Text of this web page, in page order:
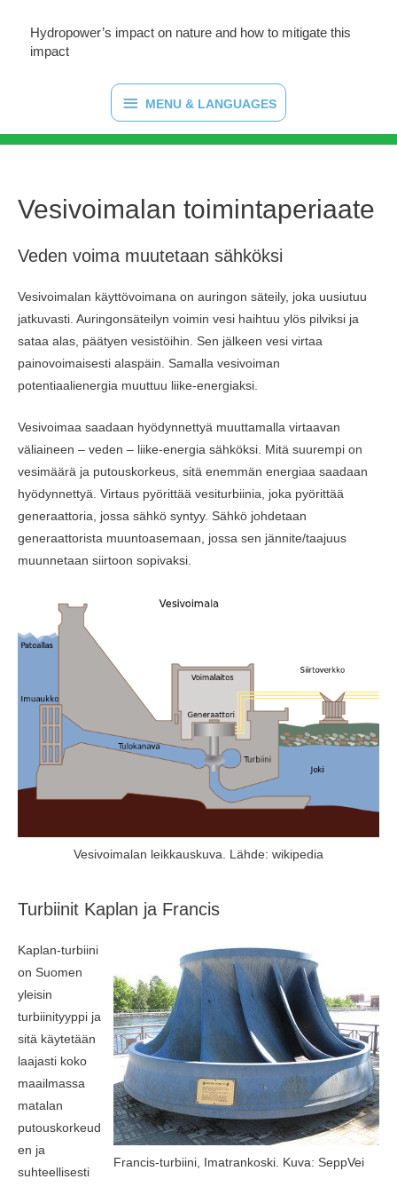
Hydropower’s impact on nature and how to mitigate this
impact
MENU
&
MENU & LANGUAGES
Vesivoimalan toimintaperiaate
Veden voima muutetaan sähköksi
Vesivoimalan käyttövoimana on auringon säteily, joka uusiutuu
jatkuvasti. Auringonsäteilyn voimin vesi haihtuu ylös pilviksi ja
sataa alas, päätyen vesistöihin. Sen jälkeen vesi virtaa
painovoimaisesti alaspäin. Samalla vesivoiman
potentiaalienergia muuttuu liike-energiaksi.
Vesivoimaa saadaan hyödynnettyä muuttamalla virtaavan
väliaineen – veden – liike-energia sähköksi. Mitä suurempi on
vesimäärä ja putouskorkeus, sitä enemmän energiaa saadaan
hyödynnettyä. Virtaus pyörittää vesiturbiinia, joka pyörittää
generaattoria, jossa sähkö syntyy. Sähkö johdetaan
generaattorista muuntoasemaan, jossa sen jännite/taajuus
muunnetaan siirtoon sopivaksi.
Vesivoimalan leikkauskuva. Lähde: wikipedia
Turbiinit Kaplan ja Francis
Francis-turbiini, Imatrankoski. Kuva: SeppVei
Kaplan-turbiini
on Suomen
yleisin
turbiinityyppi ja
sitä käytetään
laajasti koko
maailmassa
matalan
putouskorkeud
en ja
suhteellisesti